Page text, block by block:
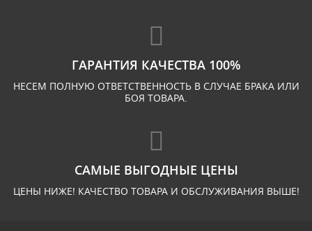
ГАРАНТИЯ КАЧЕСТВА 100%
НЕСЕМ ПОЛНУЮ ОТВЕТСТВЕННОСТЬ В СЛУЧАЕ БРАКА ИЛИ
БОЯ ТОВАРА.
САМЫЕ ВЫГОДНЫЕ ЦЕНЫ
ЦЕНЫ НИЖЕ! КАЧЕСТВО ТОВАРА И ОБСЛУЖИВАНИЯ ВЫШЕ!